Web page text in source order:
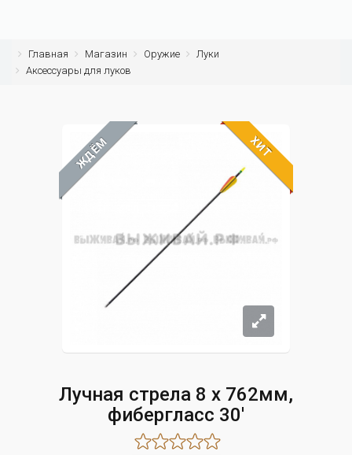
Главная Магазин Оружие
Луки
Аксессуары для луков
ЖДЁМ ХИТ
Лучная стрела 8 х 762мм,
фибергласс 30'